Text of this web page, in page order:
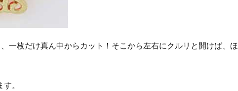
一枚だけ真ん中からカット！そこから左右にクルリと開けば、ほ
。